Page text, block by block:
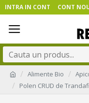
INTRA IN CONT CONT
Alimente Bio
Polen CRUD de